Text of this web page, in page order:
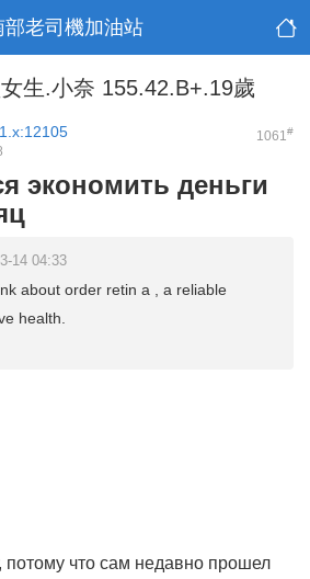
部老司機加油站
生.小奈 155.42.B+.19歲
1061#
экономить деньги
14 04:33
about order retin a , a reliable
health.
потому что сам недавно прошел